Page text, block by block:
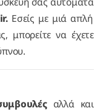
Εσείς με μιά απλή
μπορείτε να έχετε
αλλά και